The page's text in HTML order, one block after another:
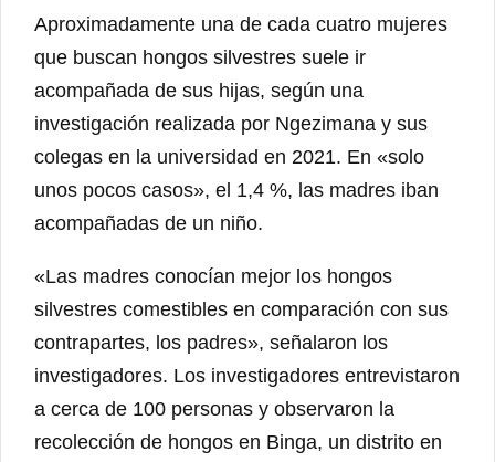
Aproximadamente una de cada cuatro mujeres
que buscan hongos silvestres suele ir
acompañada de sus hijas, según una
investigación realizada por Ngezimana y sus
colegas en la universidad en 2021. En «solo
unos pocos casos», el 1,4 %, las madres iban
acompañadas de un niño.
«Las madres conocían mejor los hongos
silvestres comestibles en comparación con sus
contrapartes, los padres», señalaron los
investigadores. Los investigadores entrevistaron
a cerca de 100 personas y observaron la
recolección de hongos en Binga, un distrito en